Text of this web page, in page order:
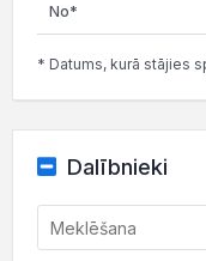
* Datums, kurā stājies
Dalībnieki